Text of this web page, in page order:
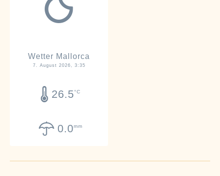
Wetter Mallorca
7. August 2026, 3:35
26.5°C
0.0mm